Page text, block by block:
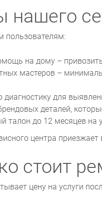
нашего
пользователям:
на дому –
мастеров –
диагностику для
деталей,
талон до 12 месяцев на
центра
стоит
цену на услуги